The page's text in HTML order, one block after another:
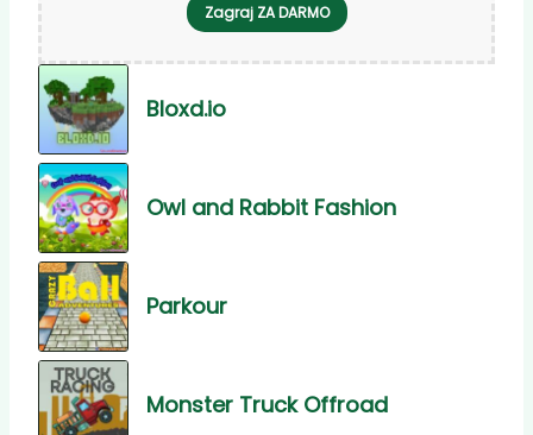
Zagraj ZA DARMO
Bloxd.io
Owl and Rabbit Fashion
Parkour
Monster Truck Offroad